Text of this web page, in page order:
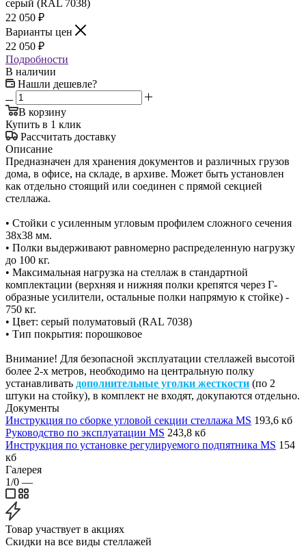
серый (RAL 7038)
22 050 ₽
Варианты цен
22 050 ₽
Подробности
В наличии
Нашли дешевле?
В корзину
Купить в 1 клик
Рассчитать доставку
Описание
Предназначен для хранения документов и различных грузов
дома, в офисе, на складе, в архиве. Может быть установлен
как отдельно стоящий или соединен с прямой секцией
стеллажа.
• Стойки с усиленным угловым профилем сложного сечения
38х38 мм.
• Полки выдерживают равномерно распределенную нагрузку
до 100 кг.
• Максимальная нагрузка на стеллаж в стандартной
комплектации (верхняя и нижняя полки крепятся через Г-
образные усилители, остальные полки напрямую к стойке) -
750 кг.
• Цвет: серый полуматовый (RAL 7038)
• Тип покрытия: порошковое
Внимание! Для безопасной эксплуатации стеллажей высотой
более 2-х метров, необходимо на центральную полку
устанавливать дополнительные уголки жесткости (по 2
штуки на стойку), в комплект не входят, докупаются отдельно.
Документы
Инструкция по сборке угловой секции стеллажа MS 193,6 кб
Руководство по эксплуатации MS 243,8 кб
Инструкция по установке регулируемого подпятника MS 154
кб
Галерея
1/0 —
Товар участвует в акциях
Скидки на все виды стеллажей